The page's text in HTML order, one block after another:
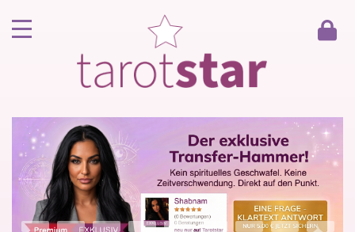
Kunde werden
Berater werden
Kartenlegen Gratisgespräch